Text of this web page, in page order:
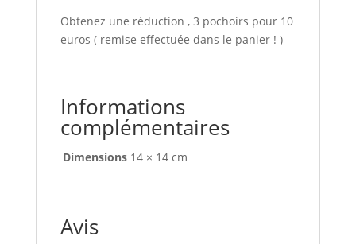
Obtenez une réduction , 3 pochoirs pour 10
euros ( remise effectuée dans le panier ! )
Informations
complémentaires
Dimensions 14 × 14 cm
Avis